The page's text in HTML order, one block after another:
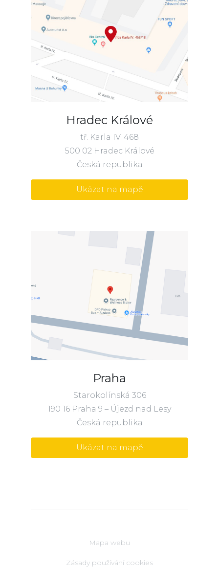
Hradec Králové
tř. Karla IV. 468
500 02 Hradec Králové
Česká republika
Ukázat na mapě
Praha
Starokolínská 306
190 16 Praha 9 – Újezd nad Lesy
Česká republika
Ukázat na mapě
Mapa webu
Zásady používání cookies